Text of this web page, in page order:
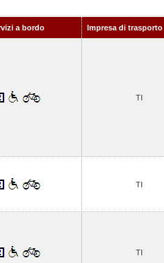
a bordo Impresa di trasporto
TI
TI
TI